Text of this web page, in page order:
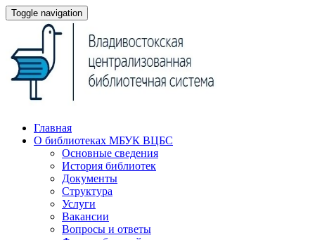
Toggle navigation
Главная
О библиотеках МБУК ВЦБС
Основные сведения
История библиотек
Документы
Структура
Услуги
Вакансии
Вопросы и ответы